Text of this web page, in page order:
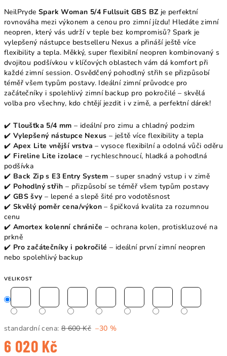
NeilPryde Spark Woman 5/4 Fullsuit GBS BZje perfektní
rovnováha mezi výkonem a cenou pro zimní jízdu! Hledáte zimní
neopren, který vás udrží v teple bez kompromisů? Spark je
vylepšený nástupce bestselleru Nexus a přináší ještě více
flexibility a tepla. Měkký, super flexibilní neopren kombinovaný s
dvojitou podšívkou v klíčových oblastech vám dá komfort při
každé zimní session. Osvědčený pohodlný střih se přizpůsobí
téměř všem typům postavy. Ideální zimní průvodce pro
začátečníky i spolehlivý zimní backup pro pokročilé – skvělá
volba pro všechny, kdo chtějí jezdit i v zimě, a perfektní dárek!
✔️ Tloušťka 5/4 mm – ideální pro zimu a chladný podzim
✔️ Vylepšený nástupce Nexus – ještě více flexibility a tepla
✔️ Apex Lite vnější vrstva – vysoce flexibilní a odolná vůči oděru
✔️ Fireline Lite izolace – rychleschnoucí, hladká a pohodlná
podšívka
✔️ Back Zip s E3 Entry System – super snadný vstup i v zimě
✔️ Pohodlný střih – přizpůsobí se téměř všem typům postavy
✔️ GBS švy – lepené a slepě šité pro vodotěsnost
✔️ Skvělý poměr cena/výkon – špičková kvalita za rozumnou
cenu
✔️ Amortex kolenní chrániče – ochrana kolen, protiskluzové na
prkně
✔️ Pro začátečníky i pokročilé – ideální první zimní neopren
nebo spolehlivý backup
VELIKOST
standardní cena: 8 600 Kč –30 %
6 020 Kč